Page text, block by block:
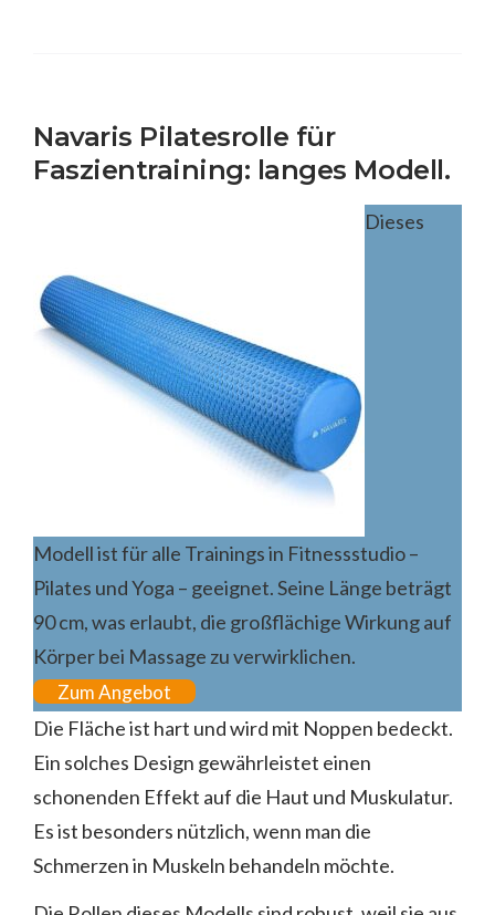
Navaris Pilatesrolle für
Faszientraining: langes Modell.
Dieses
Modell ist für alle Trainings in Fitnessstudio –
Pilates und Yoga – geeignet. Seine Länge beträgt
90 cm, was erlaubt, die großflächige Wirkung auf
Körper bei Massage zu verwirklichen.
Zum Angebot
Die Fläche ist hart und wird mit Noppen bedeckt.
Ein solches Design gewährleistet einen
schonenden Effekt auf die Haut und Muskulatur.
Es ist besonders nützlich, wenn man die
Schmerzen in Muskeln behandeln möchte.